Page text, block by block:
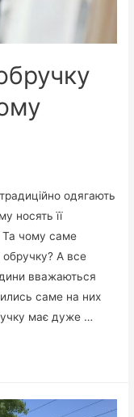
одягають
носять її
Та чому саме
обручку? А все
вважаються
саме на них
має дуже …